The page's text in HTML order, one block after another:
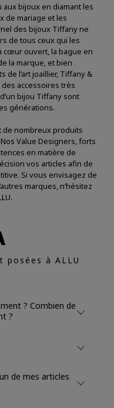
bijoux en diamant les
de mariage et les
des bijoux Tiffany ne
de tous ceux qui les
cœur ouvert, la bague en
la marque, et bien
de l’art joaillier, Tiffany &
accessoires très
bijou Tiffany sont
générations.
de nombreux produits
Value Designers, forts
en matière de
vos articles afin de
Si vous envisagez de
marques, n’hésitez
posées à ALLU
? Combien de
?
de mes articles